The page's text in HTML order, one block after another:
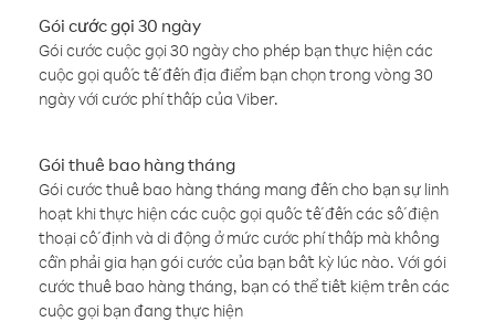
Gói cước gọi 30 ngày
Gói cước cuộc gọi 30 ngày cho phép bạn thực hiện các
cuộc gọi quốc tế đến địa điểm bạn chọn trong vòng 30
ngày với cước phí thấp của Viber.
Gói thuê bao hàng tháng
Gói cước thuê bao hàng tháng mang đến cho bạn sự linh
hoạt khi thực hiện các cuộc gọi quốc tế đến các số điện
thoại cố định và di động ở mức cước phí thấp mà không
cần phải gia hạn gói cước của bạn bất kỳ lúc nào. Với gói
cước thuê bao hàng tháng, bạn có thể tiết kiệm trên các
cuộc gọi bạn đang thực hiện